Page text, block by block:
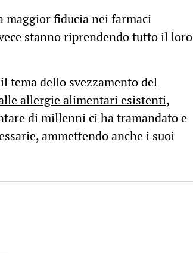
maggior fiducia nei farmaci
stanno riprendendo tutto il loro
tema dello svezzamento del
allergie alimentari esistenti,
di millenni ci ha tramandato e
ammettendo anche i suoi